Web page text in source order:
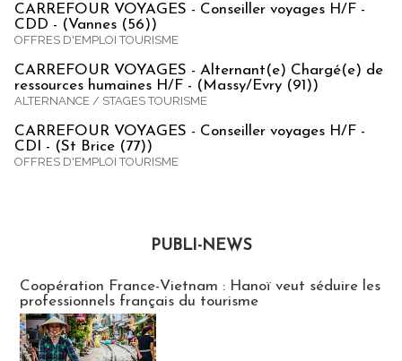
CARREFOUR VOYAGES - Conseiller voyages H/F -
CDD - (Vannes (56))
OFFRES D'EMPLOI TOURISME
CARREFOUR VOYAGES - Alternant(e) Chargé(e) de
ressources humaines H/F - (Massy/Evry (91))
ALTERNANCE / STAGES TOURISME
CARREFOUR VOYAGES - Conseiller voyages H/F -
CDI - (St Brice (77))
OFFRES D'EMPLOI TOURISME
PUBLI-NEWS
Coopération France-Vietnam : Hanoï veut séduire les
professionnels français du tourisme